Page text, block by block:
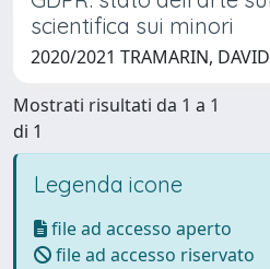
scientifica sui minori
2020/2021 TRAMARIN,
Mostrati risultati da 1 a 1
di 1
Legenda icone
file ad accesso aperto
file ad accesso riservato